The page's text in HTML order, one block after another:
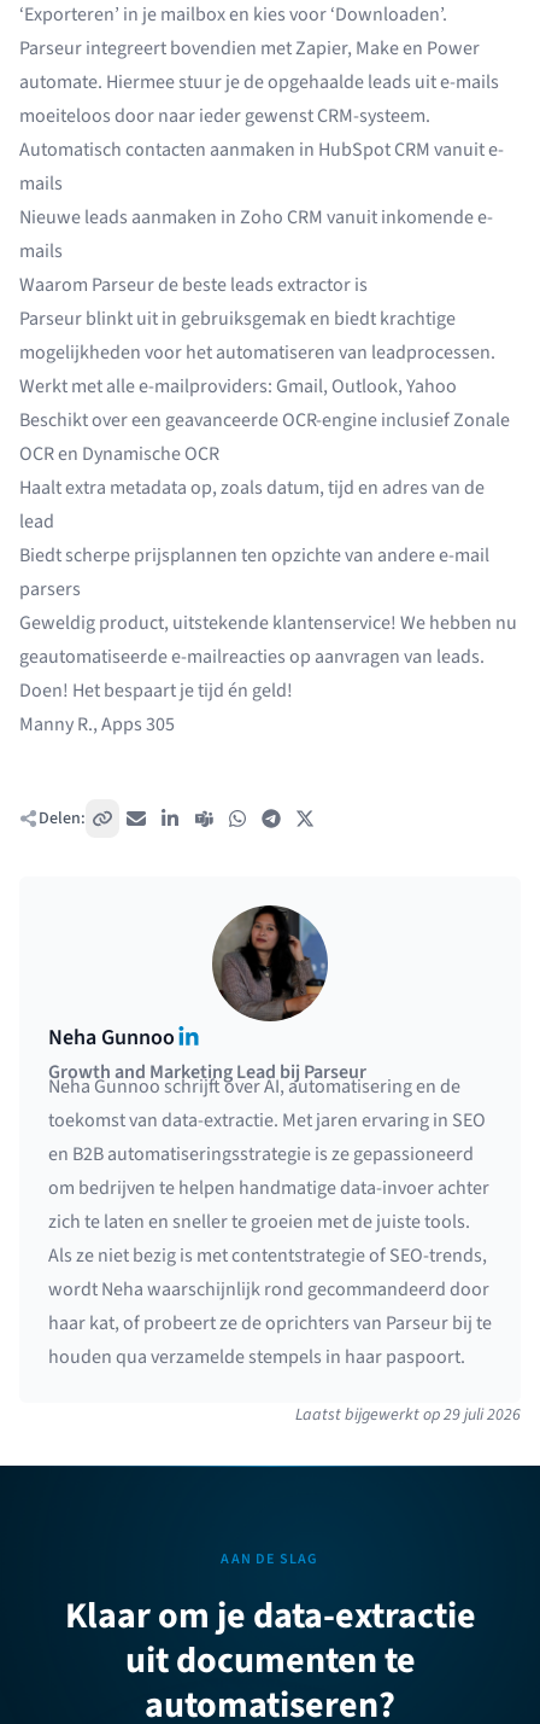
‘Exporteren’ in je mailbox en kies voor ‘Downloaden’.
Parseur integreert bovendien metZapier, Makeen Power
automate. Hiermee stuur je de opgehaalde leads uit e-mails
moeiteloos door naar ieder gewenst CRM-systeem.
Automatisch contacten aanmaken in HubSpot CRM vanuit e-
mails
Nieuwe leads aanmaken in Zoho CRM vanuit inkomende e-
mails
Waarom Parseur de beste leads extractor is
Parseur blinkt uit in gebruiksgemak en biedt krachtige
mogelijkheden voor het automatiseren van leadprocessen.
Werkt met alle e-mailproviders: Gmail, Outlook, Yahoo
Beschikt over een geavanceerde OCR-engineinclusiefZonale
OCRen Dynamische OCR
Haalt extra metadata op, zoals datum, tijd en adres van de
lead
Biedt scherpe prijsplannen ten opzichte van andere e-mail
parsers
Geweldig product, uitstekende klantenservice! We hebben nu
geautomatiseerde e-mailreacties op aanvragen van leads.
Doen! Het bespaart je tijd én geld!
Manny R., Apps 305
Delen: Kopieer link
E-mail LinkedIn
Teams WhatsAppTelegram
Neha GunnooLinkedIn
Growth and Marketing Lead bij Parseur
Neha Gunnoo schrijft over AI, automatisering en de
toekomst van data-extractie. Met jaren ervaring in SEO
en B2B automatiseringsstrategie is ze gepassioneerd
om bedrijven te helpen handmatige data-invoer achter
zich te laten en sneller te groeien met de juiste tools.
Als ze niet bezig is met contentstrategie of SEO-trends,
wordt Neha waarschijnlijk rond gecommandeerd door
haar kat, of probeert ze de oprichters van Parseur bij te
houden qua verzamelde stempels in haar paspoort.
Laatst bijgewerkt op29 juli 2026
AAN DE SLAG
Klaar om je data-extractie
uit documenten te
automatiseren?